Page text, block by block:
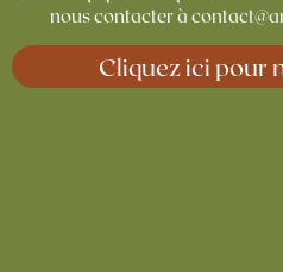
nous contacter à
Cliquez ici pour